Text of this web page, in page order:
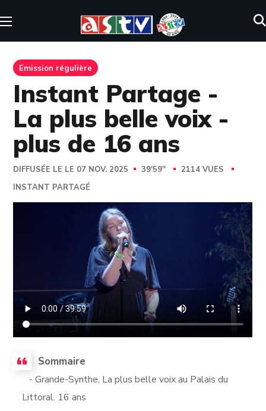
Emission régulière
Instant Partage -
La plus belle voix -
plus de 16 ans
DIFFUSÉE LE LE 07 NOV. 2025 39'59''
2114 VUES
INSTANT PARTAGÉ
Sommaire
- Grande-Synthe, La plus belle voix au Palais du
Littoral. 16 ans